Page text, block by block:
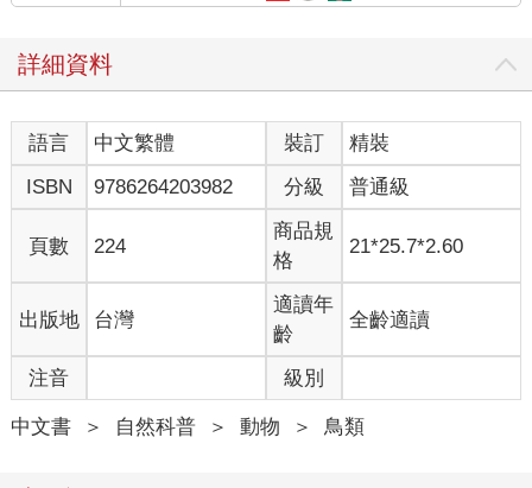
詳細資料
語言 中文繁體 裝訂
精裝
ISBN
9786264203982 分級 普通級
頁數 224
商品規
格
21*25.7*2.60
出版地 台灣
適讀年
齡
全齡適讀
注音 級別
中文書 ＞ 自然科普 ＞ 動物 ＞ 鳥類